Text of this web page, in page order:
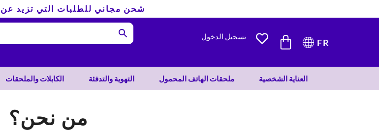
شحن مجاني للطلبات التي تزيد عن 400 درهم
تسجيل الدخول CARTFR
الكابلات والملحقات التهوية والتدفئة ملحقات الهاتف المحمول العناية الشخصية
من نحن؟